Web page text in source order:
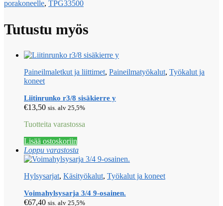
porakoneelle, TPG33500
Tutustu myös
Paineilmaletkut ja liittimet, Paineilmatyökalut, Työkalut ja
koneet
Liitinrunko r3/8 sisäkierre y
€13,50 sis. alv 25,5%
Tuotteita varastossa
Lisää ostoskoriin
Loppu varastosta
Hylsysarjat, Käsityökalut, Työkalut ja koneet
Voimahylsysarja 3/4 9-osainen.
€67,40 sis. alv 25,5%